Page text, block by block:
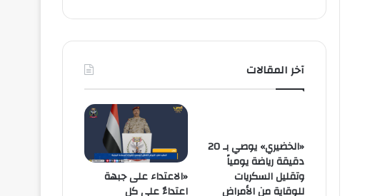
آخر المقالات
«الخضيري» يوصي بـ 20
دقيقة رياضة يومياً
وتقليل السكريات
للوقاية من الأمراض
«الاعتداء على جبهة
اعتداءٌ على كل